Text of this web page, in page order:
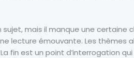
sujet, mais il manque une
lecture émouvante. Les
fin est un point d’interrogation